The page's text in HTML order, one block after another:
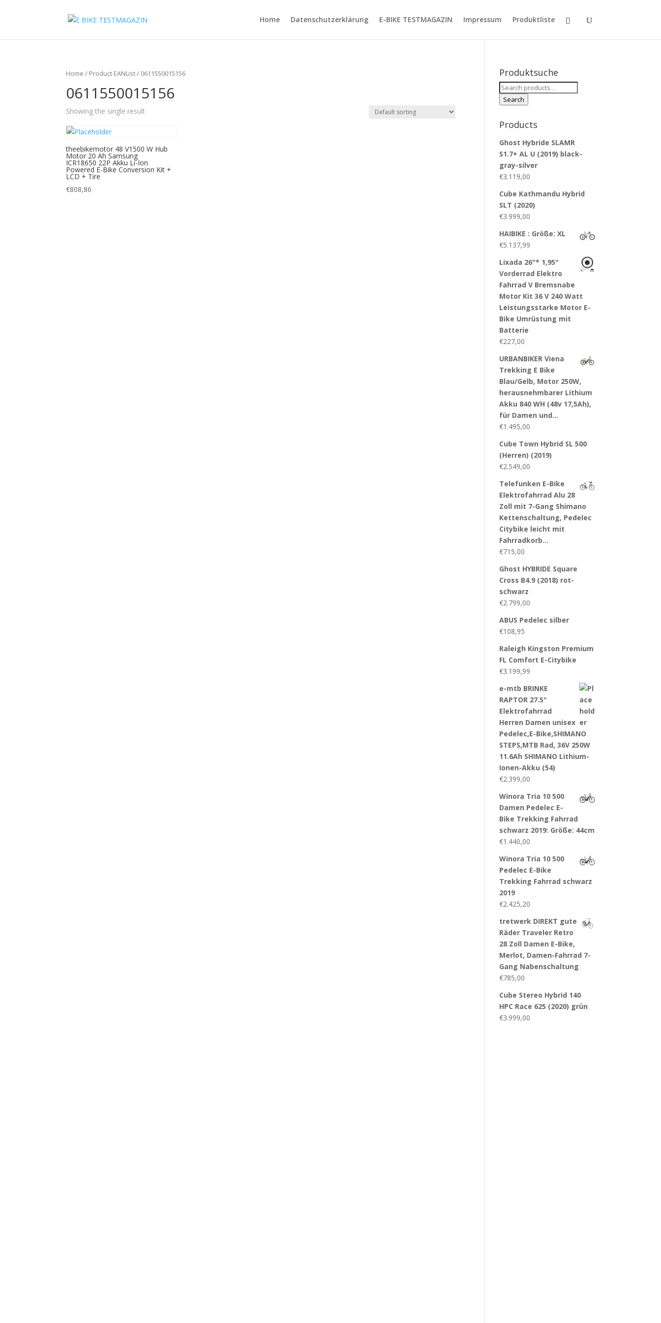
Home Datenschutzerklärung E-BIKE TESTMAGAZIN Impressum Produktliste
Home / Product EANList / 0611550015156
0611550015156
Showing the single result
theebikemotor 48 V1500 W Hub
Motor 20 Ah Samsung
ICR18650 22P Akku Li-Ion
Powered E-Bike Conversion Kit +
LCD + Tire
€808,86
Produktsuche
Search
for:
Search
Products
Ghost Hybride SLAMR
S1.7+ AL U (2019) black-
gray-silver
€3.119,00
Cube Kathmandu Hybrid
SLT (2020)
€3.999,00
HAIBIKE : Größe: XL
€5.137,99
Lixada 26"* 1,95"
Vorderrad Elektro
Fahrrad V Bremsnabe
Motor Kit 36 V 240 Watt
Leistungsstarke Motor E-
Bike Umrüstung mit
Batterie
€227,00
URBANBIKER Viena
Trekking E Bike
Blau/Gelb, Motor 250W,
herausnehmbarer Lithium
Akku 840 WH (48v 17,5Ah),
für Damen und…
€1.495,00
Cube Town Hybrid SL 500
(Herren) (2019)
€2.549,00
Telefunken E-Bike
Elektrofahrrad Alu 28
Zoll mit 7-Gang Shimano
Kettenschaltung, Pedelec
Citybike leicht mit
Fahrradkorb…
€715,00
Ghost HYBRIDE Square
Cross B4.9 (2018) rot-
schwarz
€2.799,00
ABUS Pedelec silber
€108,95
Raleigh Kingston Premium
FL Comfort E-Citybike
€3.199,99
e-mtb BRINKE
RAPTOR 27.5"
Elektrofahrrad
Herren Damen unisex
Pedelec,E-Bike,SHIMANO
STEPS,MTB Rad, 36V 250W
11.6Ah SHIMANO Lithium-
Ionen-Akku (54)
€2.399,00
Winora Tria 10 500
Damen Pedelec E-
Bike Trekking Fahrrad
schwarz 2019: Größe: 44cm
€1.440,00
Winora Tria 10 500
Pedelec E-Bike
Trekking Fahrrad schwarz
2019
€2.425,20
tretwerk DIREKT gute
Räder Traveler Retro
28 Zoll Damen E-Bike,
Merlot, Damen-Fahrrad 7-
Gang Nabenschaltung
€785,00
Cube Stereo Hybrid 140
HPC Race 625 (2020) grün
€3.999,00